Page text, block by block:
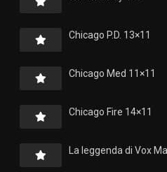
Chicago P.D. 13×11
Chicago Med 11×11
Chicago Fire 14×11
La leggenda di Vox